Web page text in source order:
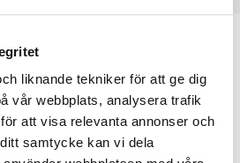
liknande tekniker för att ge dig
vår webbplats, analysera trafik
att visa relevanta annonser och
samtycke kan vi dela
våra kunder